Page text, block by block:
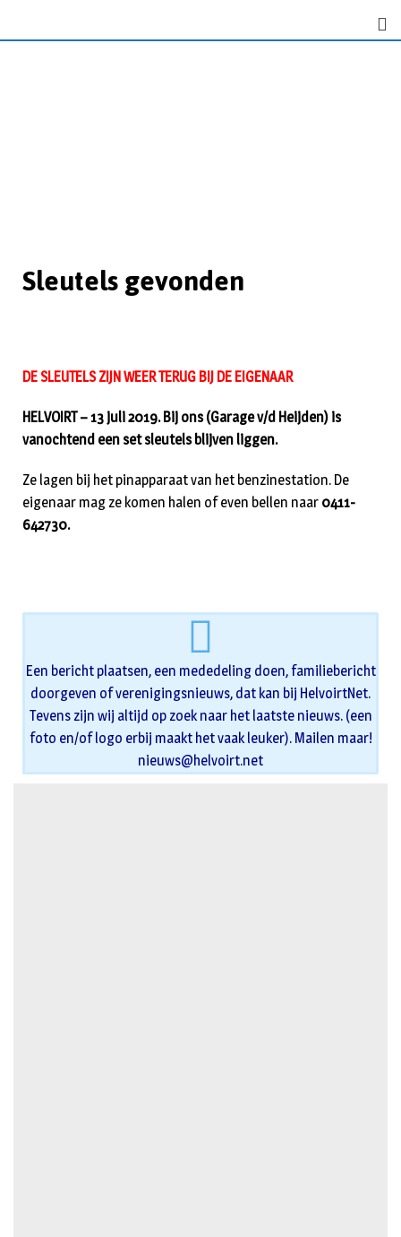
Sleutels gevonden
DE SLEUTELS ZIJN WEER TERUG BIJ DE EIGENAAR
HELVOIRT – 13 juli 2019. Bij ons (Garage v/d Heijden) is
vanochtend een set sleutels blijven liggen.
Ze lagen bij het pinapparaat van het benzinestation. De
eigenaar mag ze komen halen of even bellen naar 0411-
642730.
Een bericht plaatsen, een mededeling doen, familiebericht
doorgeven of verenigingsnieuws, dat kan bij HelvoirtNet.
Tevens zijn wij altijd op zoek naar het laatste nieuws. (een
foto en/of logo erbij maakt het vaak leuker). Mailen maar!
nieuws@helvoirt.net